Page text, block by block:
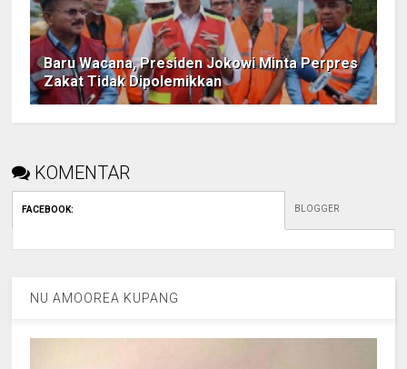
Baru Wacana, Presiden Jokowi Minta Perpres
Zakat Tidak Dipolemikkan
KOMENTAR
FACEBOOK: BLOGGER
NU AMOOREA KUPANG